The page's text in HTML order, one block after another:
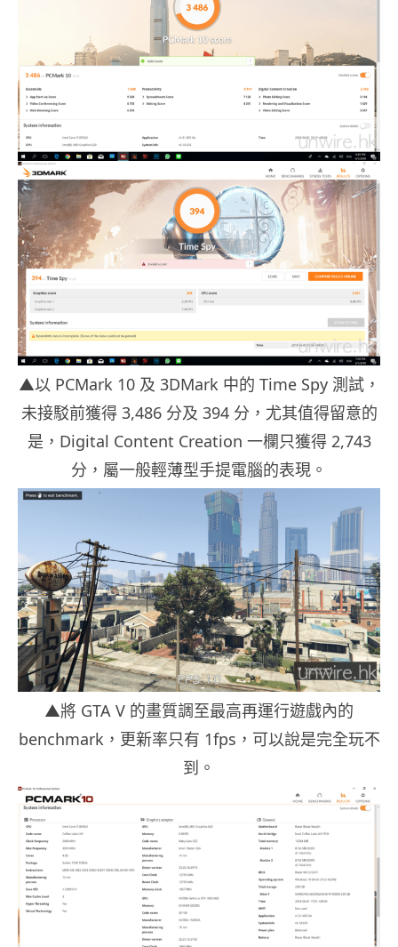
▲以 PCMark 10 及 3DMark 中的 Time Spy 測試，
未接駁前獲得 3,486 分及 394 分，尤其值得留意的
是，Digital Content Creation 一欄只獲得 2,743
分，屬一般輕薄型手提電腦的表現。
▲將 GTA V 的畫質調至最高再運行遊戲內的
benchmark，更新率只有 1fps，可以說是完全玩不
到。